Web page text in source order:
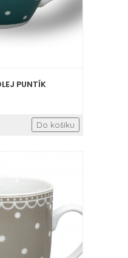
PUNTÍK
Do košíku